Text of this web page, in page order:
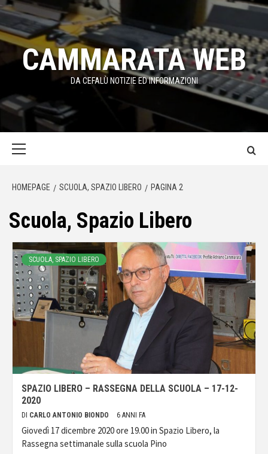
Passa
contenuto
CAMMARATA WEB
DA CEFALÙ NOTIZIE ED INFORMAZIONI
HOMEPAGE SCUOLA, SPAZIO LIBERO PAGINA 2
Scuola, Spazio Libero
SCUOLA, SPAZIO LIBERO
SPAZIO LIBERO – RASSEGNA DELLA SCUOLA – 17-12-
2020
DI CARLO ANTONIO BIONDO 6 ANNI FA
Giovedì 17 dicembre 2020 ore 19.00 in Spazio Libero, la
Rassegna settimanale sulla scuola Pino